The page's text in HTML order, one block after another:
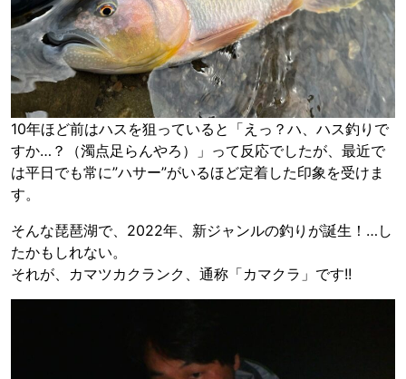
10年ほど前はハスを狙っていると「えっ？ハ、ハス釣りで
すか…？（濁点足らんやろ）」って反応でしたが、最近で
は平日でも常に”ハサー”がいるほど定着した印象を受けま
す。
そんな琵琶湖で、2022年、新ジャンルの釣りが誕生！…し
たかもしれない。
それが、カマツカクランク、通称「カマクラ」です!!